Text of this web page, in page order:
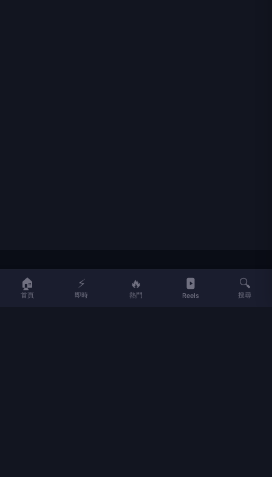
LIFE
LIFE 生活網是台灣領先的生活資訊平台，提供即時新聞、生活、健康、
🏠
首頁
⚡
即時
🔥
熱門 Reels
🔍
搜尋